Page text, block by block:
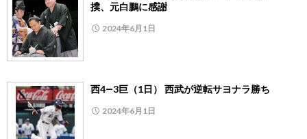
撲、元白鵬に感謝
2024年6月1日
西4―3巨（1日） 西武が逆転サヨナラ勝ち
2024年6月1日